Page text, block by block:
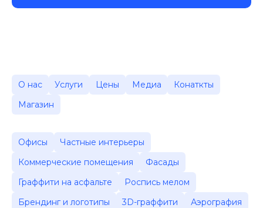
О нас Услуги Цены Медиа
Конаткты
Магазин
Офисы
Частные интерьеры
Коммерческие помещения
Фасады
Граффити на асфальте
Роспись мелом
Брендинг и логотипы
3D-граффити
Аэрография